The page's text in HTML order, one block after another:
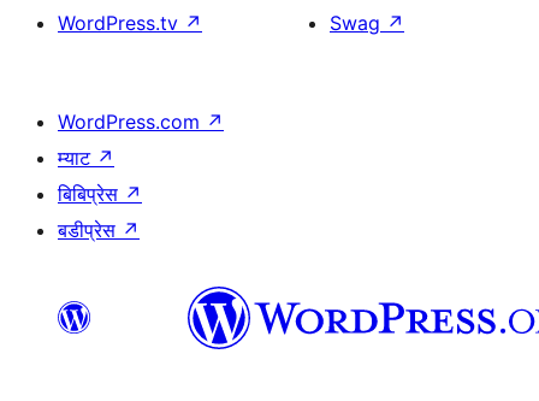
WordPress.tv ↗
Swag ↗
WordPress.com ↗
म्याट ↗
बिबिप्रेस ↗
बडीप्रेस ↗